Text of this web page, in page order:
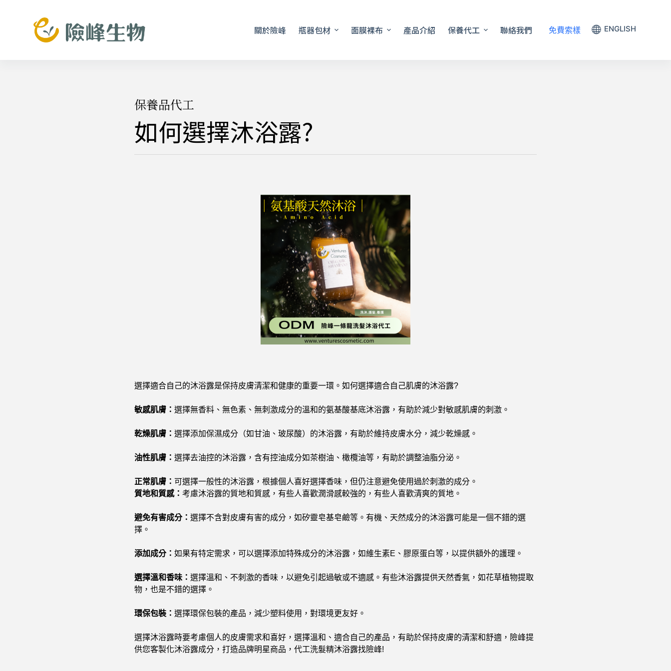
關於險峰 瓶器包材 面膜裸布 產品介紹 保養代工 聯絡我們 免費索樣 ENGLISH
保養品代工
如何選擇沐浴露?
選擇適合自己的沐浴露是保持皮膚清潔和健康的重要一環。如何選擇適合自己肌膚的沐浴露?
敏感肌膚： 選擇無香料、無色素、無刺激成分的溫和的氨基酸基底沐浴露，有助於減少對敏感肌膚的刺激。
乾燥肌膚： 選擇添加保濕成分（如甘油、玻尿酸）的沐浴露，有助於維持皮膚水分，減少乾燥感。
油性肌膚： 選擇去油控的沐浴露，含有控油成分如茶樹油、橄欖油等，有助於調整油脂分泌。
正常肌膚： 可選擇一般性的沐浴露，根據個人喜好選擇香味，但仍注意避免使用過於刺激的成分。
質地和質感： 考慮沐浴露的質地和質感，有些人喜歡潤滑感較強的，有些人喜歡清爽的質地。
避免有害成分： 選擇不含對皮膚有害的成分，如矽靈皂基皂鹼等。有機、天然成分的沐浴露可能是一個不錯的選
擇。
添加成分： 如果有特定需求，可以選擇添加特殊成分的沐浴露，如維生素E、膠原蛋白等，以提供額外的護理。
選擇溫和香味： 選擇溫和、不刺激的香味，以避免引起過敏或不適感。有些沐浴露提供天然香氣，如花草植物提取
物，也是不錯的選擇。
環保包裝： 選擇環保包裝的產品，減少塑料使用，對環境更友好。
選擇沐浴露時要考慮個人的皮膚需求和喜好，選擇溫和、適合自己的產品，有助於保持皮膚的清潔和舒適，險峰提
供您客製化沐浴露成分，打造品牌明星商品，代工洗髮精沐浴露找險峰!